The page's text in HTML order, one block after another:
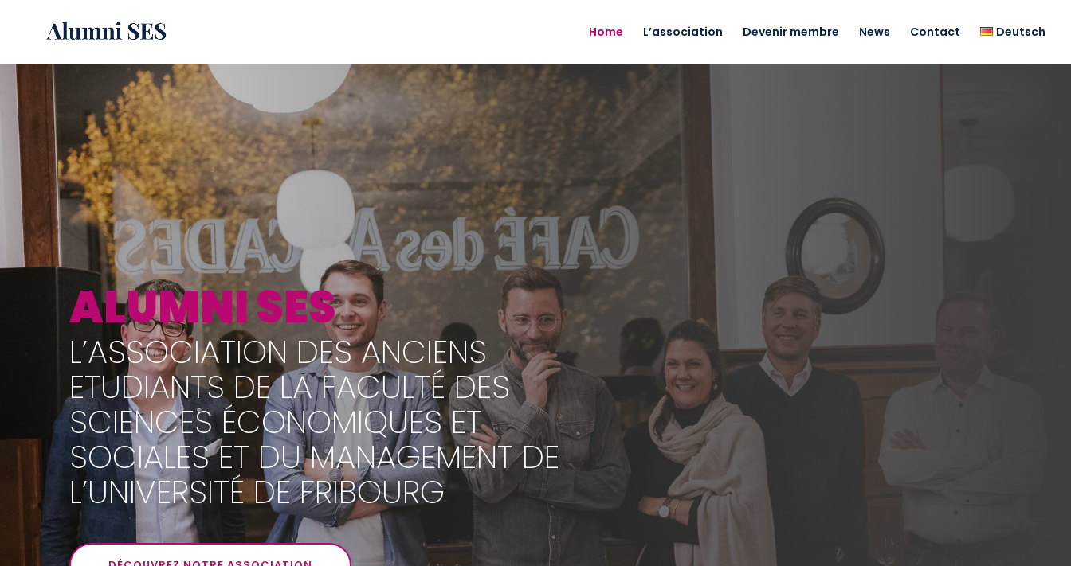
Home L’association Devenir membre News Contact Deutsch
ALUMNI SES
L’ASSOCIATION DES ANCIENS
ETUDIANTS DE LA FACULTÉ DES
SCIENCES ÉCONOMIQUES ET
SOCIALES ET DU MANAGEMENT DE
L’UNIVERSITÉ DE FRIBOURG